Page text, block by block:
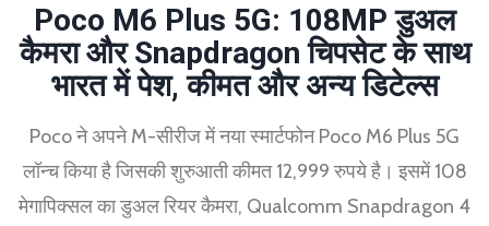
Poco M6 Plus 5G: 108MP डुअल
कैमरा और Snapdragon चिपसेट के साथ
भारत में पेश, कीमत और अन्य डिटेल्स
Poco ने अपने M-सीरीज में नया स्मार्टफोन Poco M6 Plus 5G
लॉन्च किया है जिसकी शुरुआती कीमत 12,999 रुपये है। इसमें 108
मेगापिक्सल का डुअल रियर कैमरा, Qualcomm Snapdragon 4